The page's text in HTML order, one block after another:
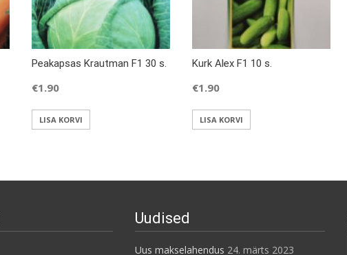
Peakapsas Krautman F1 30 s.
€1.90
LISA KORVI
Kurk Alex F1 10 s.
€1.90
LISA KORVI
Uudised
Uus makselahendus 24. märts 2023